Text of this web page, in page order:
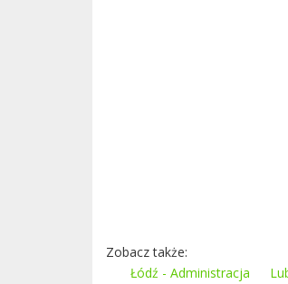
Zobacz także:
Łódź - Administracja